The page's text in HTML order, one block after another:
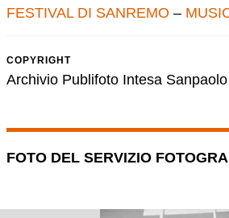
FESTIVAL DI SANREMO –
COPYRIGHT
Archivio Publifoto Intesa Sanpaolo
FOTO DEL SERVIZIO